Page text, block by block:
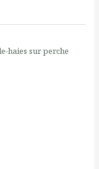
haies sur perche